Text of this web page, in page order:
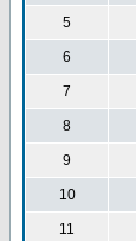
5
6
7
8
9
10
11